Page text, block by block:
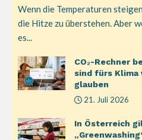
Wenn die Temperaturen
die Hitze zu überstehen. Aber
es...
CO₂-Rechner
sind fürs Klima
glauben
21. Juli 2026
In Österreich